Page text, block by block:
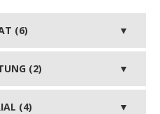
(6)
(2)
(4)